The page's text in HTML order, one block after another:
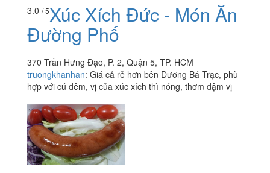
3.0 / 5Xúc Xích Đức - Món Ăn
Đường Phố
370 Trần Hưng Đạo, P. 2, Quận 5, TP. HCM
truongkhanhan: Giá cả rẻ hơn bên Dương Bá Trạc, phù
hợp với cú đêm, vị của xúc xích thì nóng, thơm đậm vị